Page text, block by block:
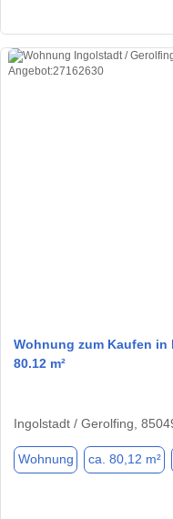
Wohnung zum Kaufen in
80.12 m²
Ingolstadt / Gerolfing,
Wohnung ca. 80,12 m²